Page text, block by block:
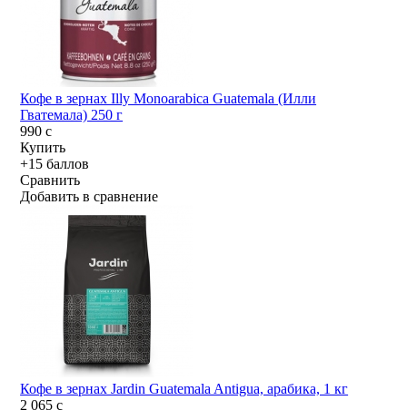
Кофе в зернах Illy Monoarabica Guatemala (Илли
Гватемала) 250 г
990c
Купить
+15 баллов
Сравнить
Добавить в сравнение
Кофе в зернах Jardin Guatemala Antigua, арабика, 1 кг
2 065c